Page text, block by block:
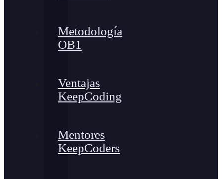
Metodología
OB1
Ventajas
KeepCoding
Mentores
KeepCoders